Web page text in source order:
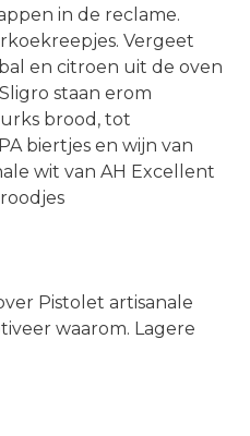
in de reclame.
Vergeet
en citroen uit de oven
staan erom
brood, tot
biertjes en wijn van
wit van AH Excellent
Pistolet artisanale
waarom. Lagere